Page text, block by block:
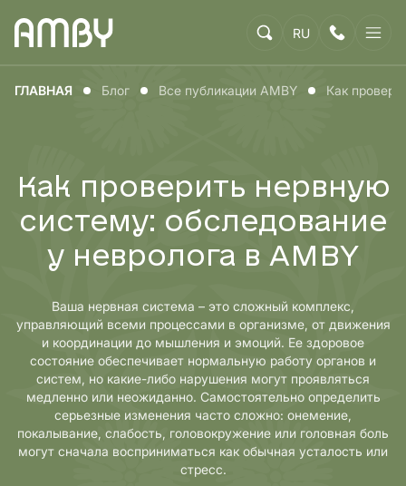
RU
ГЛАВНАЯ Блог Все публикации AMBY Как
Как проверить нервную
систему: обследование
у невролога в AMBY
Ваша нервная система – это сложный комплекс,
управляющий всеми процессами в организме, от движения
и координации до мышления и эмоций. Ее здоровое
состояние обеспечивает нормальную работу органов и
систем, но какие-либо нарушения могут проявляться
медленно или неожиданно. Самостоятельно определить
серьезные изменения часто сложно: онемение,
покалывание, слабость, головокружение или головная боль
могут сначала восприниматься как обычная усталость или
стресс.